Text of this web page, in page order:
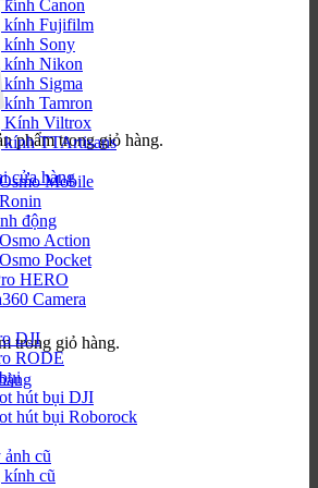
phẩm trong giỏ hàng.
cửa hàng
trong giỏ hàng.
kính Canon
kính Fujifilm
kính Sony
kính Nikon
kính Sigma
kính Tamron
Kính Viltrox
kính TTArtisans
Mobile
động
Action
Pocket
HERO
Camera
DJI
RODE
hút bụi DJI
hút bụi Roborock
cũ
kính cũ